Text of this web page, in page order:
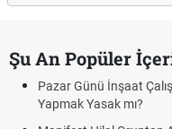
Şu An Popüler
Pazar Günü İnşaat
Yapmak Yasak mı?